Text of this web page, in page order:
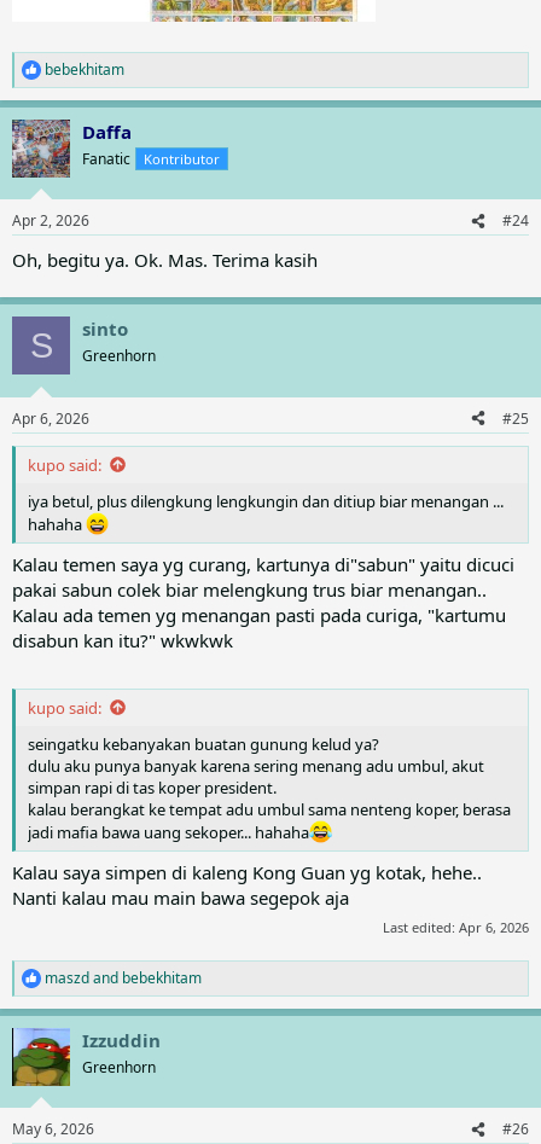
R
e
a
c
t
i
s
:
bebekhitam
Daffa
Fanatic Kontributor
Apr 2, 2026 #24
Oh, begitu ya. Ok. Mas. Terima kasih
S sinto
Greenhorn
Apr 6, 2026 #25
kupo said:
iya betul, plus dilengkung lengkungin dan ditiup biar menangan ...
hahaha
Kalau temen saya yg curang, kartunya di"sabun" yaitu dicuci
pakai sabun colek biar melengkung trus biar menangan..
Kalau ada temen yg menangan pasti pada curiga, "kartumu
disabun kan itu?" wkwkwk
kupo said:
seingatku kebanyakan buatan gunung kelud ya?
dulu aku punya banyak karena sering menang adu umbul, akut
simpan rapi di tas koper president.
kalau berangkat ke tempat adu umbul sama nenteng koper, berasa
jadi mafia bawa uang sekoper... hahaha
Kalau saya simpen di kaleng Kong Guan yg kotak, hehe..
Nanti kalau mau main bawa segepok aja
Last edited: Apr 6, 2026
R
e
a
c
t
i
n
maszdand bebekhitam
Izzuddin
Greenhorn
May 6, 2026 #26